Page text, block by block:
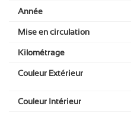
Année
Mise en circulation
Kilométrage
Couleur Extérieur
Couleur Intérieur